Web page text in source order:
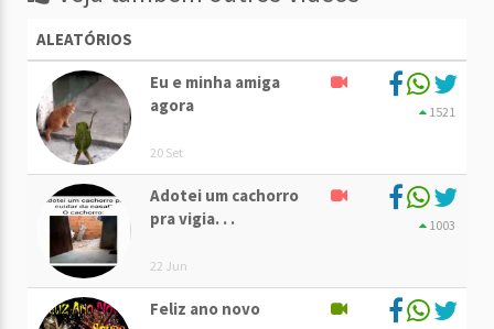
ALEATÓRIOS
Eu e minha amiga
agora
20 Set
1521
Adotei um cachorro
pra vigia. . .
22 Jun
1003
Feliz ano novo